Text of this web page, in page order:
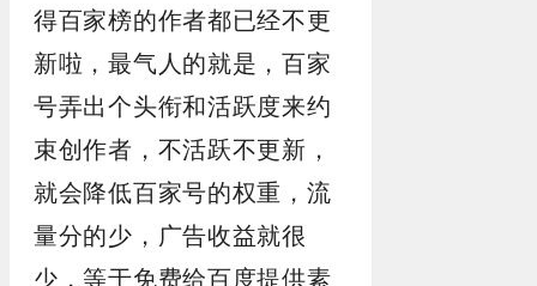
得百家榜的作者都已经不更
新啦，最气人的就是，百家
号弄出个头衔和活跃度来约
束创作者，不活跃不更新，
就会降低百家号的权重，流
量分的少，广告收益就很
少，等于免费给百度提供素